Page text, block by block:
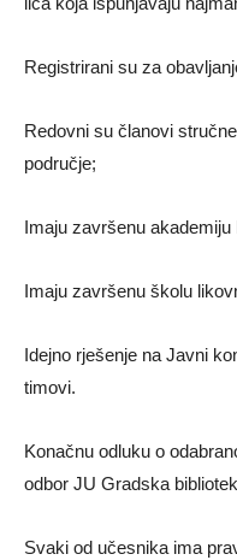
Registrirani su za
Redovni su članovi
područje;
Imaju završenu akademiju
Imaju završenu školu
Idejno rješenje na Javni
timovi.
Konačnu odluku o
odbor JU Gradska
Svaki od učesnika ima